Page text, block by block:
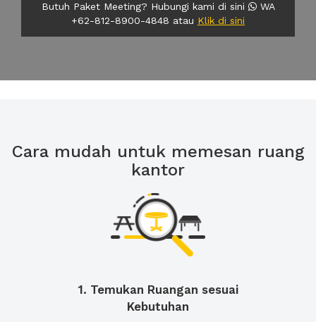
Butuh Paket Meeting? Hubungi kami di sini
WA
+62-812-8900-4848 atau Klik di sini
Cara mudah untuk memesan ruang
kantor
1. Temukan Ruangan sesuai
Kebutuhan